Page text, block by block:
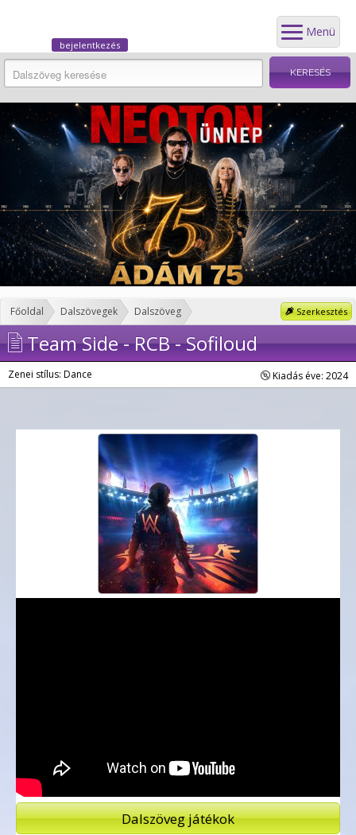
Menü
bejelentkezés
Szerkesztés
Főoldal Dalszövegek Dalszöveg
Team Side - RCB - Sofiloud
Zenei stílus: Dance Kiadás éve: 2024
Dalszöveg játékok